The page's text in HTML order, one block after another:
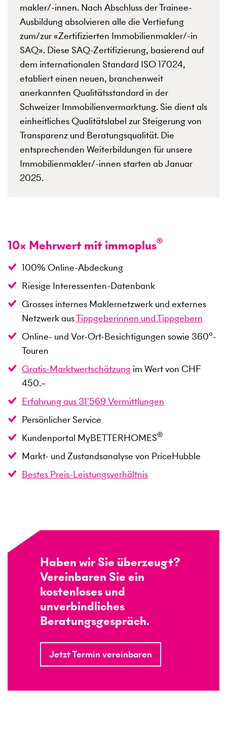
makler/-innen. Nach Abschluss der Trainee-
Ausbildung absolvieren alle die Vertiefung
zum/zur «Zertifizierten Immobilienmakler/-in
SAQ». Diese SAQ-Zertifizierung, basierend auf
dem inter­nationalen Standard ISO 17024,
etabliert einen neuen, branchenweit
anerkannten Qualitätsstandard in der
Schweizer Immobilienvermarktung. Sie dient als
einheitliches Qualitätslabel zur Steigerung von
Transparenz und Beratungs­qualität. Die
entsprechenden Weiterbildungen für unsere
Immobilienmakler/-innen starten ab Januar
2025.
10× Mehrwert mit immoplus®
100% Online-Abdeckung
Riesige Interessenten-Datenbank
Grosses internes Maklernetzwerk und externes
Netzwerk ausTippgeberinnen und Tippgebern
Online- und Vor-Ort-Besichtigungen sowie 360°-
Touren
Gratis-Marktwertschätzung im Wert von CHF
450.–
Erfahrung aus31'569 Vermittlungen
Persönlicher Service
Kundenportal MyBETTERHOMES®
Markt- und Zustandsanalyse von PriceHubble
Bestes Preis-Leistungsverhältnis
Haben wir Sie überzeugt?
Vereinbaren Sie ein
kostenloses und
unverbindliches
Beratungsgespräch.
Jetzt Termin vereinbaren